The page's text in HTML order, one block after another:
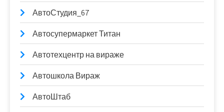
АвтоСтудия_67
Автосупермаркет Титан
Автотехцентр на вираже
Автошкола Вираж
АвтоШтаб